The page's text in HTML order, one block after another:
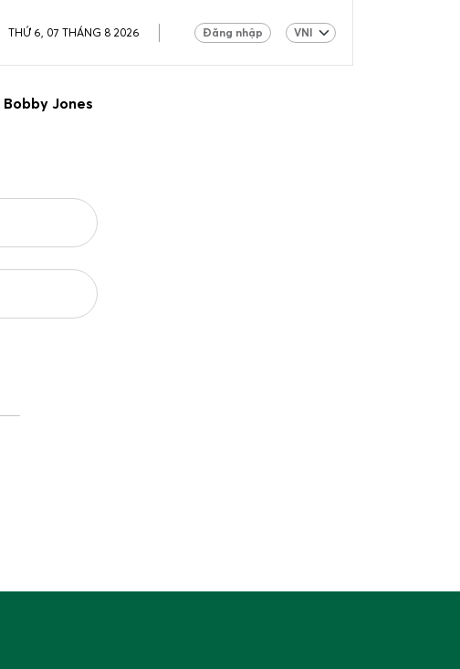
THỨ 6, 07 THÁNG 8 2026 Đăng nhập
Bobby Jones